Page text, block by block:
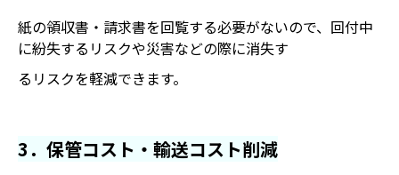
紙の領収書・請求書を回覧する必要がないので、回付中
に紛失するリスクや災害などの際に消失す
るリスクを軽減できます。
3．保管コスト・輸送コスト削減